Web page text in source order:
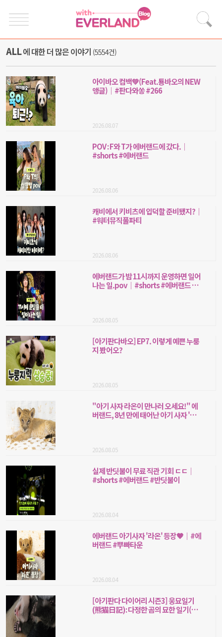
ALL에 대한 더 많은 이야기 (5554건)
아이바오 컴백💚(Feat.툥바오의 NEW
앵글)｜#판다와쏭 #266
2026.08.07
POV : F와 T가 에버랜드에 갔다.｜
#shorts #에버랜드
2026.08.06
캐비에서 키비츠에 입덕할 준비됐지?｜
#워터뮤직풀파티
2026.08.06
에버랜드가 밤 11시까지 운영하면 일어
나는 일.pov｜#shorts #에버랜드 #야
2026.08.05
[아기판다바오] EP7. 이렇게 예쁜 누룽
지 봤어오?
2026.08.05
"아기 사자 라온이 만나러 오세요!" 에
버랜드, 8년 만에 태어난 아기 사자 '라
2026.08.05
실제 반딧불이 무료 직관 기회 ㄷㄷ｜
#shorts #에버랜드 #반딧불이
2026.08.04
에버랜드 아기사자 '라온' 등장🤎｜#에
버랜드 #뿌빠타운
2026.08.04
[아기판다 다이어리 시즌3] 웅묘일기
(熊猫日記): 다정한 곰의 묘한 일기(妙